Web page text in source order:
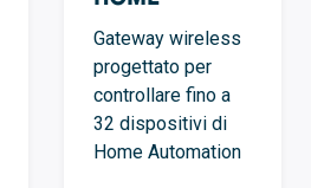
Gateway wireless
progettato per
controllare fino a
32 dispositivi di
Home Automation